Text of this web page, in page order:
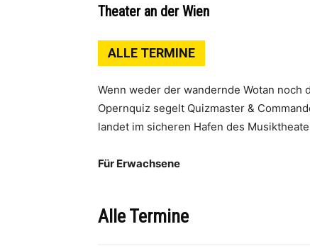
Theater an der Wien
ALLE TERMINE
Wenn weder der wandernde Wotan
Opernquiz segelt Quizmaster &
landet im sicheren Hafen des
Für Erwachsene
Alle Termine